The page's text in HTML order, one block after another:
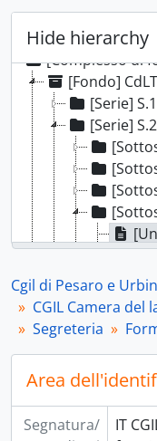
Hide hierarchy
[Complesso di fondi] CGIL-PU -
[Fondo] CdLT -
[Serie]
[Serie]
[Unità
[Unità
[Unità
[Unità
[Unità
Cgil di Pesaro e
CGIL Camera
Segreteria
Area
Segnatura/
IT